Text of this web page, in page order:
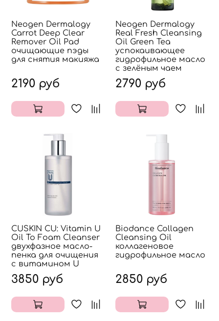
Neogen Dermalogy
Carrot Deep Clear
Remover Oil Pad
очищающие пэды
для снятия макияжа
2190 руб
Neogen Dermalogy
Real Fresh Cleansing
Oil Green Tea
успокаивающее
гидрофильное масло
с зелёным чаем
2790 руб
CUSKIN CU: Vitamin U
Oil To Foam Cleanser
двухфазное масло-
пенка для очищения
с витамином U
3850 руб
Biodance Collagen
Cleansing Oil
коллагеновое
гидрофильное масло
2850 руб